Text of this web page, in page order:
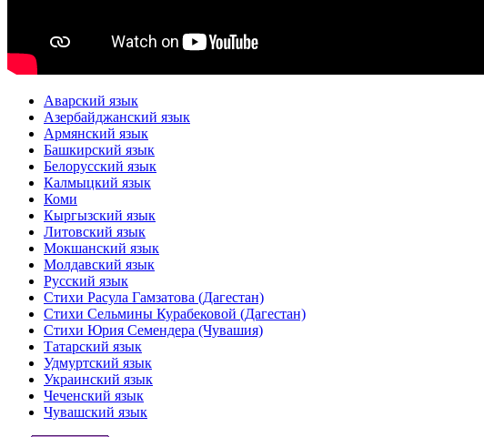
Аварский язык
Азербайджанский язык
Армянский язык
Башкирский язык
Белорусский язык
Калмыцкий язык
Коми
Кыргызский язык
Литовский язык
Мокшанский язык
Молдавский язык
Русский язык
Стихи Расула Гамзатова (Дагестан)
Стихи Сельмины Курабековой (Дагестан)
Стихи Юрия Семендера (Чувашия)
Татарский язык
Удмуртский язык
Украинский язык
Чеченский язык
Чувашский язык